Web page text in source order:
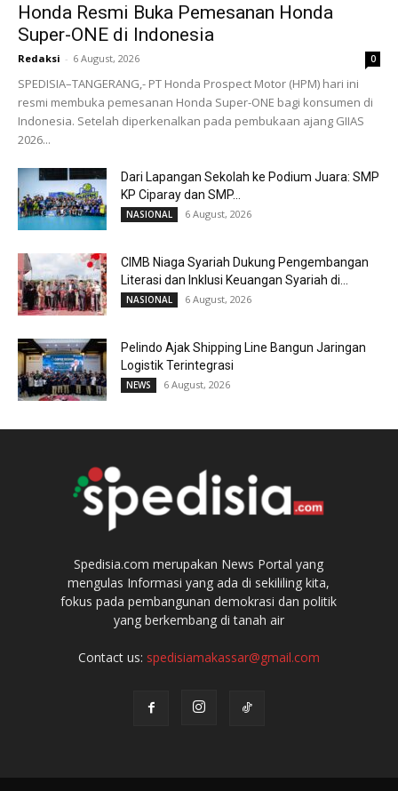
Honda Resmi Buka Pemesanan Honda
Super-ONE di Indonesia
Redaksi - 6 August, 2026 0
SPEDISIA–TANGERANG,- PT Honda Prospect Motor (HPM) hari ini
resmi membuka pemesanan Honda Super-ONE bagi konsumen di
Indonesia. Setelah diperkenalkan pada pembukaan ajang GIIAS
2026...
Dari Lapangan Sekolah ke Podium Juara: SMP
KP Ciparay dan SMP...
NASIONAL 6 August, 2026
CIMB Niaga Syariah Dukung Pengembangan
Literasi dan Inklusi Keuangan Syariah di...
NASIONAL 6 August, 2026
Pelindo Ajak Shipping Line Bangun Jaringan
Logistik Terintegrasi
NEWS 6 August, 2026
Spedisia.com merupakan News Portal yang
mengulas Informasi yang ada di sekililing kita,
fokus pada pembangunan demokrasi dan politik
yang berkembang di tanah air
Contact us: spedisiamakassar@gmail.com